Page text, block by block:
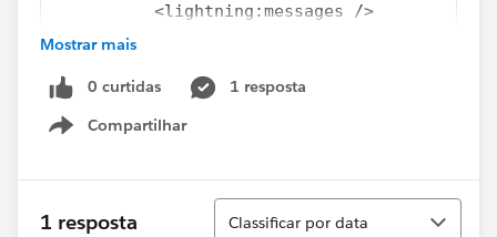
          <lightning:messages />
          <table>
              <lightning:recordForm
                aura:id="RecordForm"
                columns="2"
                mode="readonly"
Mostrar mais
0 curtidas
1 resposta
Compartilhar
Show menu
1 resposta
Classificar
Classificar por data